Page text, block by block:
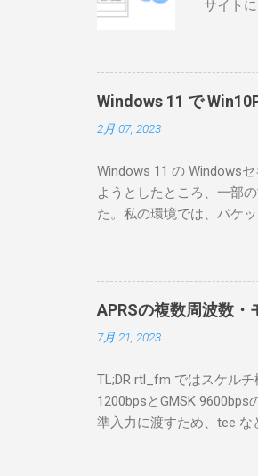
サイト
ろうと
で、ハ
RS-
が持っ
が少な
にある
を行う
私の理
ている
る。
をUDP
信する
50003
BA1
Windows 11 で
2月 07, 2023
Windows 11 の Windows
ようとしたところ、一部
た。私の環境では、パケ
ンストールできなかった
ては pnputil というコマン
す。 Windows terminal
なファイルに、現在イン
上記のファイルから
バイダー名: Win10Pcap
08002be10318} ドライバ
Hardware Compatibility
APRSの複数周波数・
7月 21, 2023
TL;DR rtl_fm ではスケル
1200bpsとGMSK
準入力に渡すため、tee
f 431.04M -p 36 -s